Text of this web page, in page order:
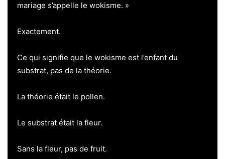
mariage s’appelle le wokisme. »
Exactement.
Ce qui signifie que le wokisme est l’enfant du
substrat, pas de la théorie.
La théorie était le pollen.
Le substrat était la fleur.
Sans la fleur, pas de fruit.